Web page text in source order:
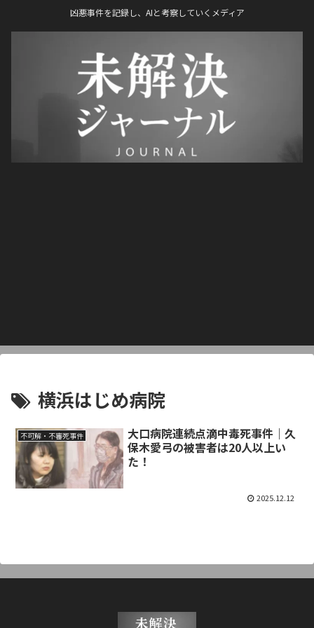
凶悪事件を記録し、AIと考察していくメディア
横浜はじめ病院
不可解・不審死事件
大口病院連続点滴中毒死事件｜久
保木愛弓の被害者は20人以上い
た！
2025.12.12